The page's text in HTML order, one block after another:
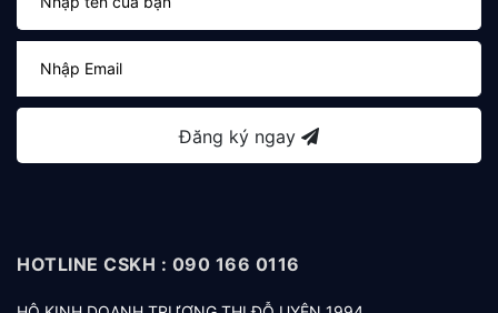
Đăng ký ngay
HOTLINE CSKH : 090 166 0116